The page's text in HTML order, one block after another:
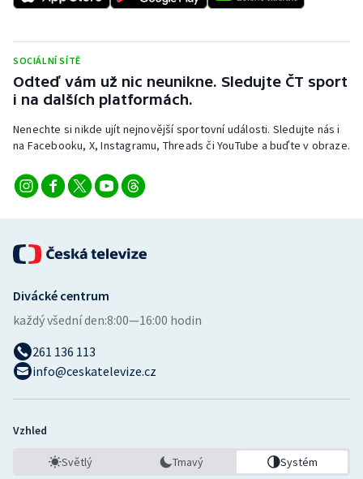
SOCIÁLNÍ SÍTĚ
Odteď vám už nic neunikne. Sledujte ČT sport
i na dalších platformách.
Nenechte si nikde ujít nejnovější sportovní události. Sledujte nás i
na Facebooku, X, Instagramu, Threads či YouTube a buďte v obraze.
Divácké centrum
každý všední den:8:00—16:00 hodin
261 136 113
info@ceskatelevize.cz
Vzhled
Světlý Tmavý Systém